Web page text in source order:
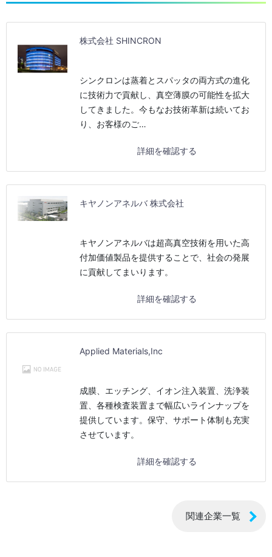
株式会社 SHINCRON
シンクロンは蒸着とスパッタの両方式の進化
に技術力で貢献し、真空薄膜の可能性を拡大
してきました。今もなお技術革新は続いてお
り、お客様のご…
詳細を確認する
キヤノンアネルバ 株式会社
キヤノンアネルバは超高真空技術を用いた高
付加価値製品を提供することで、社会の発展
に貢献してまいります。
詳細を確認する
Applied Materials,Inc
成膜、エッチング、イオン注入装置、洗浄装
置、各種検査装置まで幅広いラインナップを
提供しています。保守、サポート体制も充実
させています。
詳細を確認する
関連企業一覧